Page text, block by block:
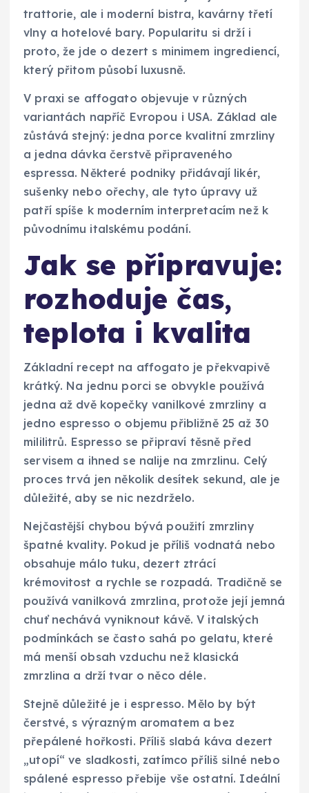
trattorie, ale i moderní bistra, kavárny třetí
vlny a hotelové bary. Popularitu si drží i
proto, že jde o dezert s minimem ingrediencí,
který přitom působí luxusně.
V praxi se affogato objevuje v různých
variantách napříč Evropou i USA. Základ ale
zůstává stejný: jedna porce kvalitní zmrzliny
a jedna dávka čerstvě připraveného
espressa. Některé podniky přidávají likér,
sušenky nebo ořechy, ale tyto úpravy už
patří spíše k moderním interpretacím než k
původnímu italskému podání.
Jak se připravuje:
rozhoduje čas,
teplota i kvalita
Základní recept na affogato je překvapivě
krátký. Na jednu porci se obvykle používá
jedna až dvě kopečky vanilkové zmrzliny a
jedno espresso o objemu přibližně 25 až 30
mililitrů. Espresso se připraví těsně před
servisem a ihned se nalije na zmrzlinu. Celý
proces trvá jen několik desítek sekund, ale je
důležité, aby se nic nezdrželo.
Nejčastější chybou bývá použití zmrzliny
špatné kvality. Pokud je příliš vodnatá nebo
obsahuje málo tuku, dezert ztrácí
krémovitost a rychle se rozpadá. Tradičně se
používá vanilková zmrzlina, protože její jemná
chuť nechává vyniknout kávě. V italských
podmínkách se často sahá po gelatu, které
má menší obsah vzduchu než klasická
zmrzlina a drží tvar o něco déle.
Stejně důležité je i espresso. Mělo by být
čerstvé, s výrazným aromatem a bez
přepálené hořkosti. Příliš slabá káva dezert
„utopí“ ve sladkosti, zatímco příliš silné nebo
spálené espresso přebije vše ostatní. Ideální